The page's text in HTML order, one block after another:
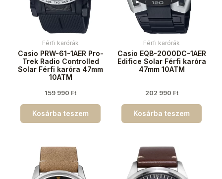
Férfi karórák
Casio PRW-61-1AER Pro-
Trek Radio Controlled
Solar Férfi karóra 47mm
10ATM
159 990 Ft
Kosárba teszem
Férfi karórák
Casio EQB-2000DC-1AER
Edifice Solar Férfi karóra
47mm 10ATM
202 990 Ft
Kosárba teszem